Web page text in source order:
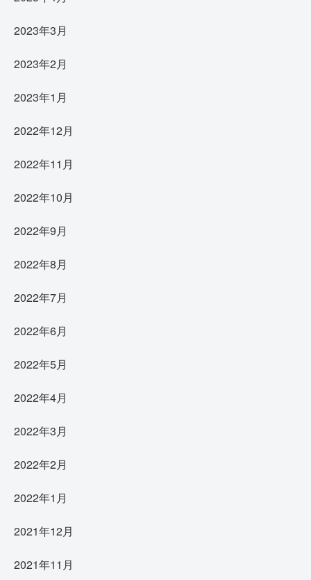
2023年3月
2023年2月
2023年1月
2022年12月
2022年11月
2022年10月
2022年9月
2022年8月
2022年7月
2022年6月
2022年5月
2022年4月
2022年3月
2022年2月
2022年1月
2021年12月
2021年11月